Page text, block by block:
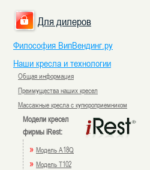
Для дилеров
Философия ВипВендинг.ру
Наши кресла и технологии
Общая информация
Преимущества наших кресел
Массажные кресла с купюроприемником
Модели кресел
фирмы iRest:
» Модель A18Q
» Модель T102